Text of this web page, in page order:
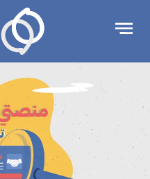
الإعلان
منصتي
30